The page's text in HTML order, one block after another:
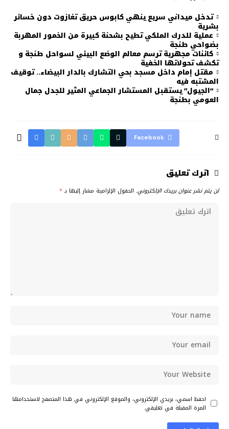
تدخل ميداني سريع ينهي كابوس حريق تغازوت دون خسائر
بشرية
عملية للدرك الملكي تطيح بشحنة كبيرة من الخمور المهربة
بضواحي طنجة
كائنات مجهرية ترسم معالم الوضع البيئي لسواحل طنجة و
تكشف تحولاتها الخفية
مقتل إمام داخل مسجد بحي التشارك بالدار البيضاء.. توقيف
المشتبه فيه
“الجيول” يستقبل المستشار الجماعي المثير للجدل جمال
العومي بطنجة
Facebook
اترك تعليق
لن يتم نشر عنوان بريدك الإلكتروني. الحقول الإلزامية مشار إليها بـ *
احفظ اسمي، بريدي الإلكتروني، والموقع الإلكتروني في هذا المتصفح لاستخدامها
المرة المقبلة في تعليقي.